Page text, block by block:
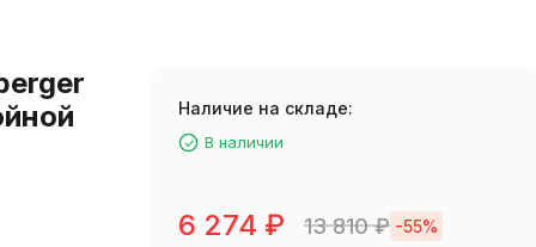
Наличие на складе:
В наличии
6 274 ₽ 13 810₽ -55%